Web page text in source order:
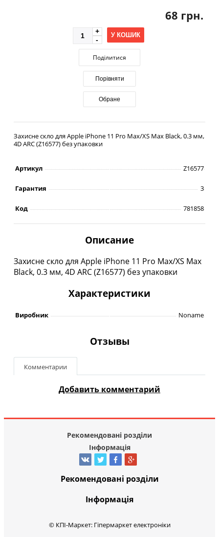
68 грн.
У КОШИК
Поділитися
Порівняти
Обране
Захисне скло для Apple iPhone 11 Pro Max/XS Max Black, 0.3 мм,
4D ARC (Z16577) без упаковки
Артикул Z16577
Гарантия 3
Код 781858
Описание
Захисне скло для Apple iPhone 11 Pro Max/XS Max
Black, 0.3 мм, 4D ARC (Z16577) без упаковки
Характеристики
Виробник Noname
Отзывы
Комментарии
Добавить комментарий
Рекомендовані розділи
Інформація
Рекомендовані розділи
Інформація
© КПІ-Маркет: Гіпермаркет електроніки